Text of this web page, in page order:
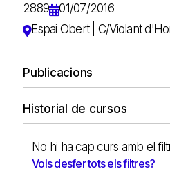
2889
01/07/2016
Espai Obert | C/Violant
Publicacions
Historial de cursos
No hi ha cap curs amb el
Vols desfer tots els filtres?